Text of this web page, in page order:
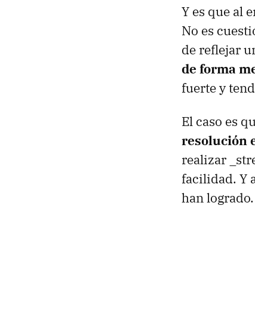
Y es que al
No es
de reflejar
de forma
fuerte y
El caso es
resolución
realizar
facilidad. Y
han logrado.